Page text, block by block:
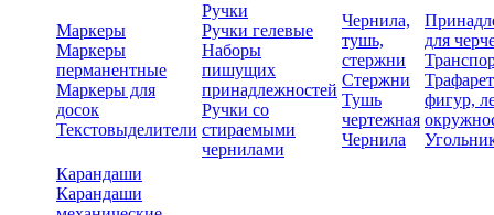
Маркеры
Маркеры
перманентные
Маркеры для
досок
Текстовыделители
Ручки
Ручки гелевые
Наборы
пишущих
принадлежностей
Ручки со
стираемыми
чернилами
Чернила,
тушь,
стержни
Стержни
Тушь
чертежная
Чернила
для
фигур,
Карандаши
Карандаши